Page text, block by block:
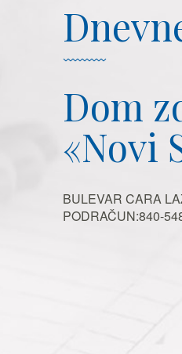
Dom
«Novi
BULEVAR CARA
PODRAČUN:840-